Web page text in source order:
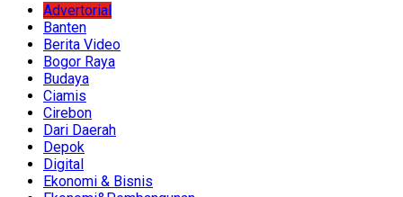
Advertorial
Banten
Berita Video
Bogor Raya
Budaya
Ciamis
Cirebon
Dari Daerah
Depok
Digital
Ekonomi & Bisnis